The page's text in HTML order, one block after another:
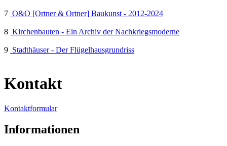
7 O&O [Ortner & Ortner] Baukunst - 2012-2024
8 Kirchenbauten - Ein Archiv der Nachkriegsmoderne
9 Stadthäuser - Der Flügelhausgrundriss
Kontakt
Kontaktformular
Informationen